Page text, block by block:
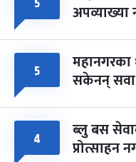
अपव्याख्या
५ महानगरका
सकेनन् सवा
४ ब्लु बस
प्रोत्साहन